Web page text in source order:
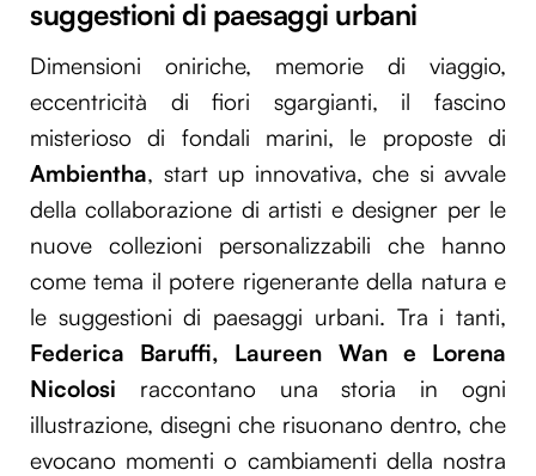
suggestioni di paesaggi urbani
Dimensioni oniriche, memorie di viaggio,
eccentricità di fiori sgargianti, il fascino
misterioso di fondali marini, le proposte di
Ambientha, start up innovativa, che si avvale
della collaborazione di artisti e designer per le
nuove collezioni personalizzabili che hanno
come tema il potere rigenerante della natura e
le suggestioni di paesaggi urbani. Tra i tanti,
Federica Baruffi, Laureen Wan e Lorena
Nicolosi raccontano una storia in ogni
illustrazione, disegni che risuonano dentro, che
evocano momenti o cambiamenti della nostra